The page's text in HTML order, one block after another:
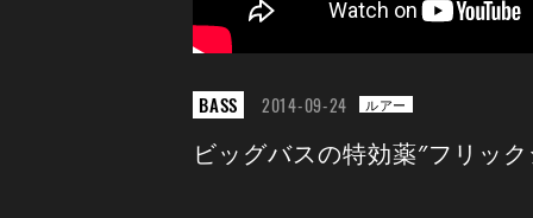
BASS 2014-09-24 ルアー
ビッグバスの特効薬″フリッ